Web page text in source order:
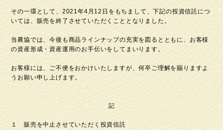
その一環として、2021年4月12日をもちまして、下記の投資信託につ
いては、販売を終了させていただくこととなりました。
当農協では、今後も商品ラインナップの充実を図るとともに、お客様
の資産形成・資産運用のお手伝いをしてまいります。
お客様には、ご不便をおかけいたしますが、何卒ご理解を賜りますよ
うお願い申し上げます。
記
１ 販売を中止させていただく投資信託